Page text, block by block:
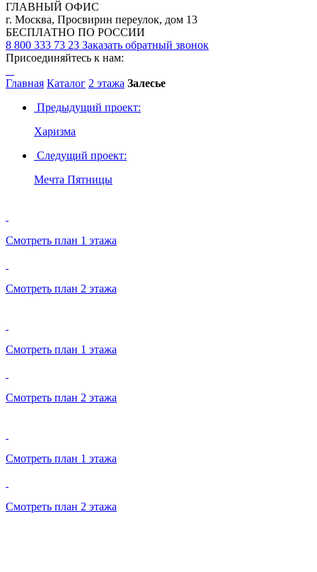
ГЛАВНЫЙ ОФИС
г. Москва, Просвирин переулок, дом 13
БЕСПЛАТНО ПО РОССИИ
8 800 333 73 23 Заказать обратный звонок
Присоединяйтесь к нам:
Главная Каталог 2 этажа Залесье
Предыдущий проект:
Харизма
Следущий проект:
Мечта Пятницы
Смотреть план 1 этажа
Смотреть план 2 этажа
Смотреть план 1 этажа
Смотреть план 2 этажа
Смотреть план 1 этажа
Смотреть план 2 этажа